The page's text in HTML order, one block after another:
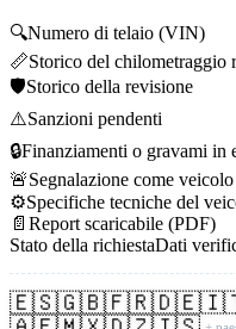
🔍Numero di telaio (VIN)
📏Storico del chilometraggio
🛡️Storico della revisione
⚠️Sanzioni pendenti
🔒Finanziamenti o gravami in
🚨Segnalazione come
⚙️Specifiche tecniche del
📄 Report scaricabile (PDF)
Stato della richiestaDati
🇪🇸🇬🇧🇫🇷🇩🇪